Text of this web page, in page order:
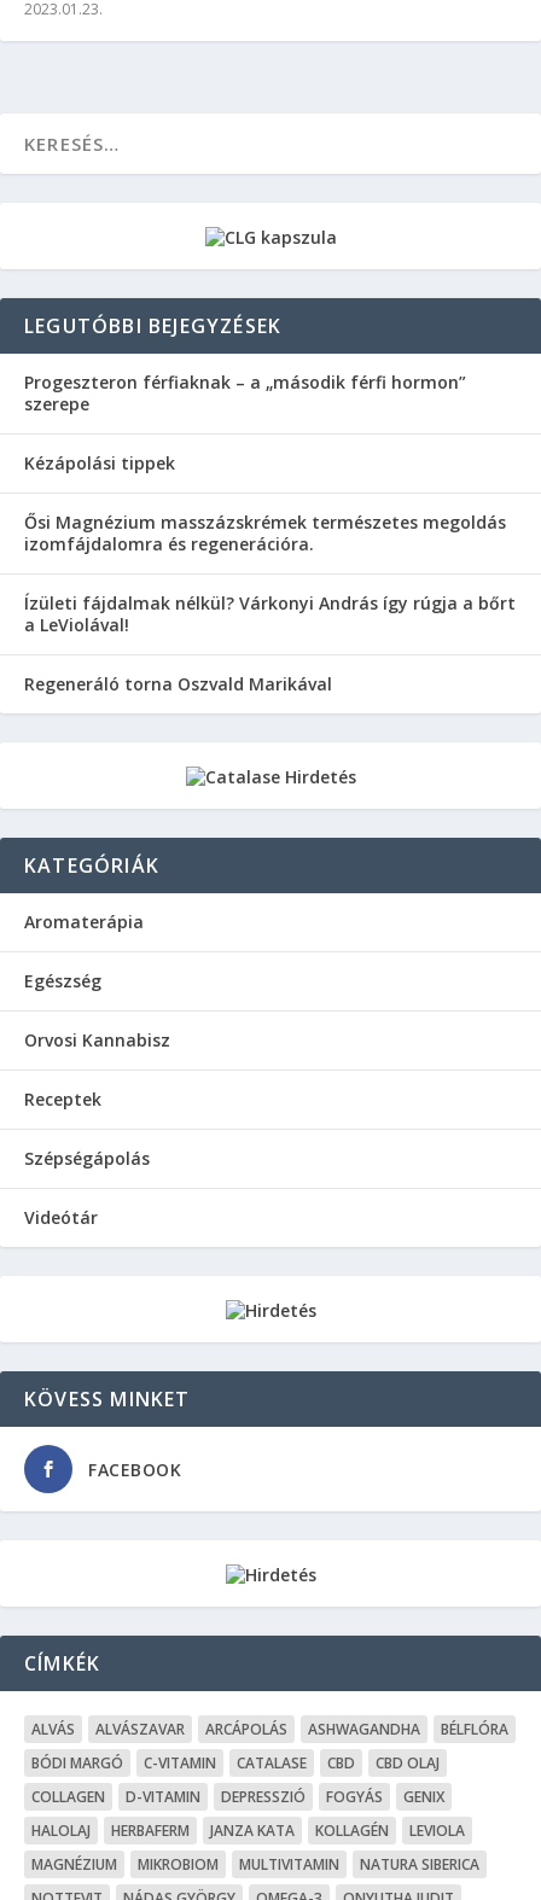
2023.01.23.
LEGUTÓBBI BEJEGYZÉSEK
Progeszteron férfiaknak – a „második férfi hormon”
szerepe
Kézápolási tippek
Ősi Magnézium masszázskrémek természetes megoldás
izomfájdalomra és regenerációra.
Ízületi fájdalmak nélkül? Várkonyi András így rúgja a bőrt
a LeViolával!
Regeneráló torna Oszvald Marikával
KATEGÓRIÁK
Aromaterápia
Egészség
Orvosi Kannabisz
Receptek
Szépségápolás
Videótár
KÖVESS MINKET
FACEBOOK
CÍMKÉK
ALVÁS ALVÁSZAVAR ARCÁPOLÁS ASHWAGANDHA
BÉLFLÓRA
BÓDI MARGÓ
C-VITAMIN CATALASE CBD
CBD OLAJ
COLLAGEN
D-VITAMIN DEPRESSZIÓ FOGYÁS
GENIX
HALOLAJ
HERBAFERM JANZA KATA KOLLAGÉN
LEVIOLA
MAGNÉZIUM
MIKROBIOM MULTIVITAMIN
NATURA SIBERICA